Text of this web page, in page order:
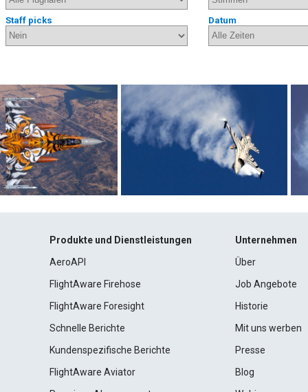
Staff picks Datum
Produkte und Dienstleistungen
AeroAPI
FlightAware Firehose
FlightAware Foresight
Schnelle Berichte
Kundenspezifische Berichte
FlightAware Aviator
Unternehmen
Über
Job Angebote
Historie
Mit uns werben
Presse
Blog